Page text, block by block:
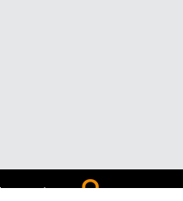
התשלום באתר WOW מאובטח בטכנולוגית SSL